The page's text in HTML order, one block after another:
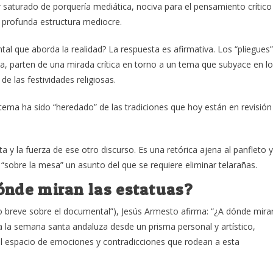
de porquería mediática, nociva para el pensamiento
estructura mediocre.
que aborda la realidad? La respuesta es afirmativa. Los “pliegues”
parten de una mirada crítica en torno a un tema que subyace en
las festividades religiosas.
ha sido “heredado” de las tradiciones que hoy están en revisión
y la fuerza de ese otro discurso. Es una retórica ajena al panfleto y
la mesa” un asunto del que se requiere eliminar telarañas.
miran las estatuas?
sobre el documental”), Jesús Armesto afirma: “¿A dónde
semana santa andaluza desde un prisma personal y artístico,
de emociones y contradicciones que rodean a esta